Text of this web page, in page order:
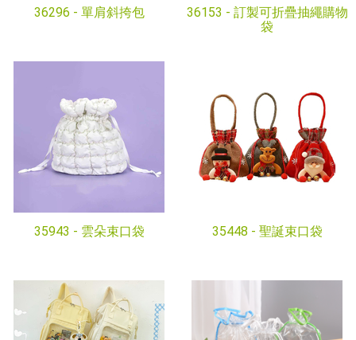
36296 - 單肩斜挎包 36153 - 訂製可折疊抽繩購物
袋
35943 - 雲朵束口袋 35448 - 聖誕束口袋